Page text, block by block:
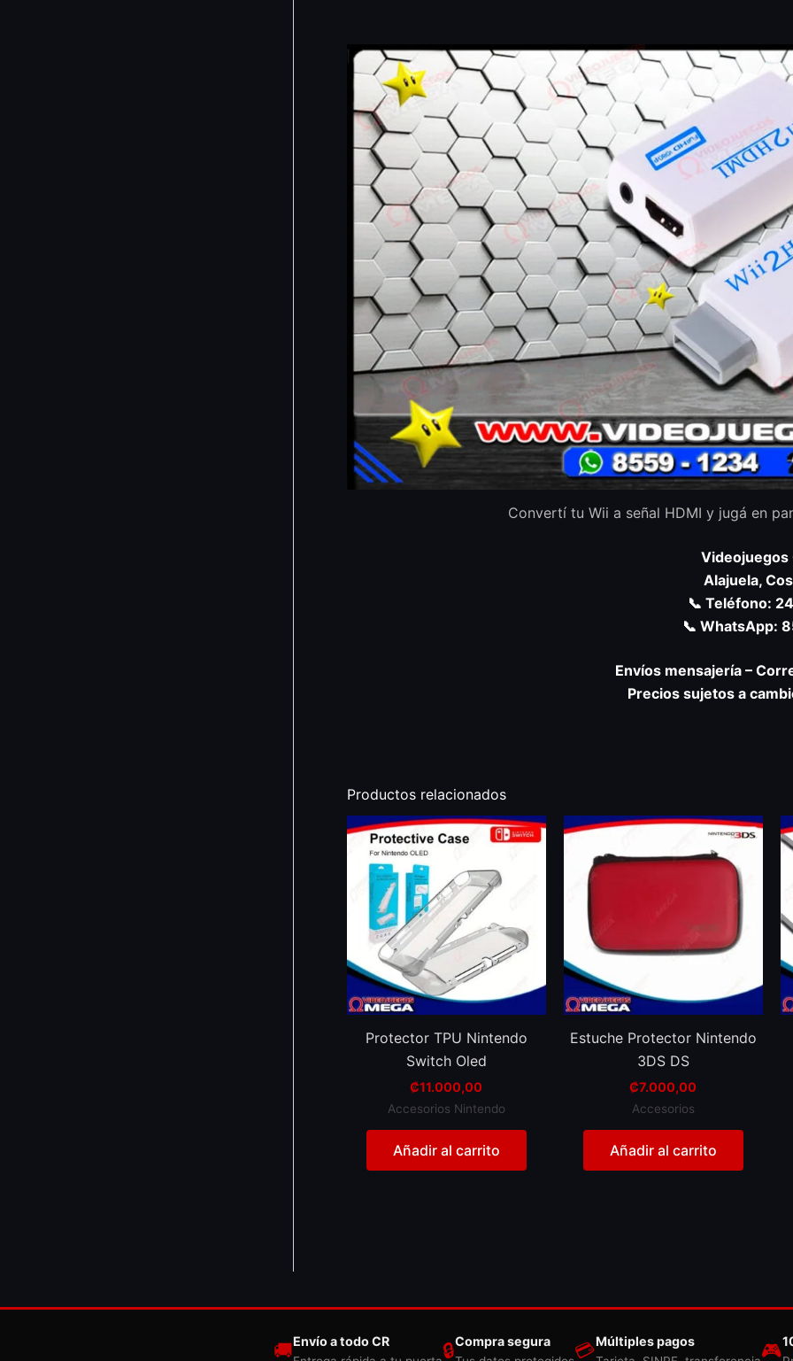
Convertí tu Wii a señal HDMI y jugá en
Videojuegos
Alajuela,
📞 Teléfono:
📞 WhatsApp:
Envíos mensajería –
Precios sujetos a
Productos relacionados
Protector TPU Nintendo
Switch Oled
₡11.000,00
Accesorios Nintendo
Añadir al carrito
Estuche Protector Nintendo
3DS DS
₡7.000,00
Accesorios
Añadir al carrito
🚚Envío a todo CR 🔒Compra segura 💳Múltiples pagos 🎮